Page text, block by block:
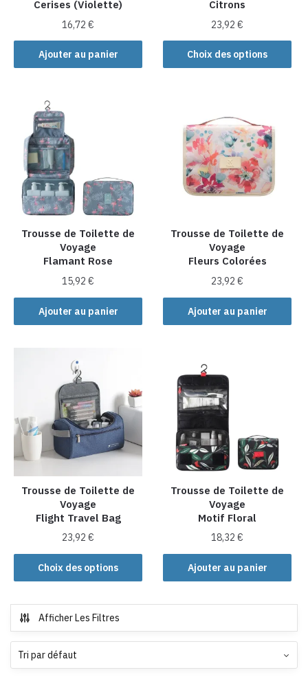
Cerises (Violette)
16,72€
Ajouter au panier
Citrons
23,92€
Choix des options
Ce
produit
variations.
Les
options
peuvent
être
choisies
la
page
du
produit
Trousse de Toilette de
Voyage
Flamant Rose
15,92€
Ajouter au panier
Trousse de Toilette de
Voyage
Fleurs Colorées
23,92€
Ajouter au panier
Trousse de Toilette de
Voyage
Flight Travel Bag
23,92€
Choix des options
Ce
produit
plusieurs
variations.
Les
Trousse de Toilette de
Voyage
Motif Floral
18,32€
Ajouter au panier
Afficher Les Filtres